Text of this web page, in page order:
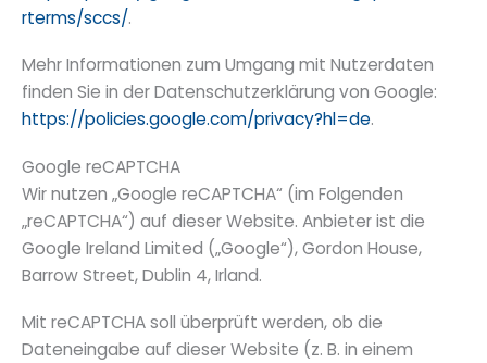
rterms/sccs/.
Mehr Informationen zum Umgang mit Nutzerdaten
finden Sie in der Datenschutzerklärung von Google:
https://policies.google.com/privacy?hl=de.
Google reCAPTCHA
Wir nutzen „Google reCAPTCHA“ (im Folgenden
„reCAPTCHA“) auf dieser Website. Anbieter ist die
Google Ireland Limited („Google“), Gordon House,
Barrow Street, Dublin 4, Irland.
Mit reCAPTCHA soll überprüft werden, ob die
Dateneingabe auf dieser Website (z. B. in einem